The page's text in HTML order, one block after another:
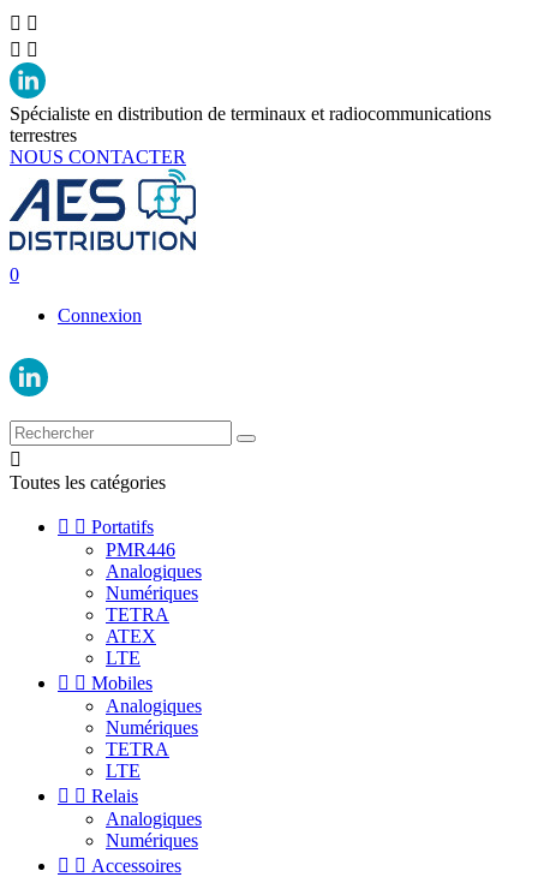
 
 
Spécialiste en distribution de terminaux et radiocommunications
terrestres
NOUS CONTACTER
0
Connexion

Toutes les catégories
  Portatifs
PMR446
Analogiques
Numériques
TETRA
ATEX
LTE
  Mobiles
Analogiques
Numériques
TETRA
LTE
  Relais
Analogiques
Numériques
  Accessoires